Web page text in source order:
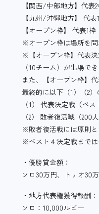
【関西/中部地方】代表
【九州/沖縄地方】 代表
【オープン枠】 代表1枠
※オープン枠は場所を問
※【オープン枠】代表
（10チーム）が出場でき
また、【オープン枠】
最終的に以下（1）（2
（1） 代表決定戦（ベ
（2） 敗者復活戦（200
※敗者復活戦には原則と
※ベスト４決定戦までは
・優勝賞金額：
ソロ30万円、トリオ30万
・地方代表権獲得報酬：
ソロ：10,000ルビー